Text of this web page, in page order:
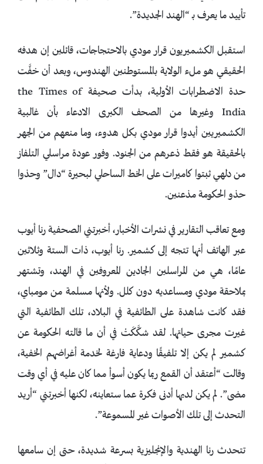
تأييد ما يعرف بـ “الهند الجديدة”.
استقبل الكشميريون قرار مودي بالاحتجاجات، قائلين إن هدفه
الحقيقي هو ملء الولاية بالمستوطنين الهندوس، وبعد أن خفَّت
حدة الاضطرابات الأولية، بدأت صحيفة the Times of
India وغيرها من الصحف الكبرى الادعاء بأن غالبية
الكشميريين أيدوا قرار مودي بكل هدوء، وما منعهم من الجهر
بالحقيقة هو فقط ذعرهم من الجنود. وفور عودة مراسلي التلفاز
من دلهي ثبتوا كاميرات على الخط الساحلي لبحيرة “دال” وحذوا
حذو الحكومة مذعنين.
ومع تعاقب التقارير في نشرات الأخبار، أخبرتني الصحفية رنا أيوب
عبر الهاتف أنها تتجه إلى كشمير. رنا أيوب، ذات الستة وثلاثين
عامًا، هي من المراسلين الجادين المعروفين في الهند، وتشتهر
بملاحقة مودي ومساعديه دون كلل. ولأنها مسلمة من مومباي،
فقد كانت شاهدة على الطائفية في البلاد، تلك الطائفية التي
غيرت مجرى حياتها. لقد شكَّكَتْ في أن ما قالته الحكومة عن
كشمير لم يكن إلا تلفيقًا ودعاية فارغة لخدمة أغراضهم الخفية،
وقالت “أعتقد أن القمع ربما يكون أسوأ مما كان عليه في أي وقت
مضى”. لم يكن لديها أدنى فكرة عما ستعاينه، لكنها أخبرتني “أريد
التحدث إلى تلك الأصوات غير المسموعة”.
تتحدث رنا الهندية والإنجليزية بسرعة شديدة، حتى إن سامعها